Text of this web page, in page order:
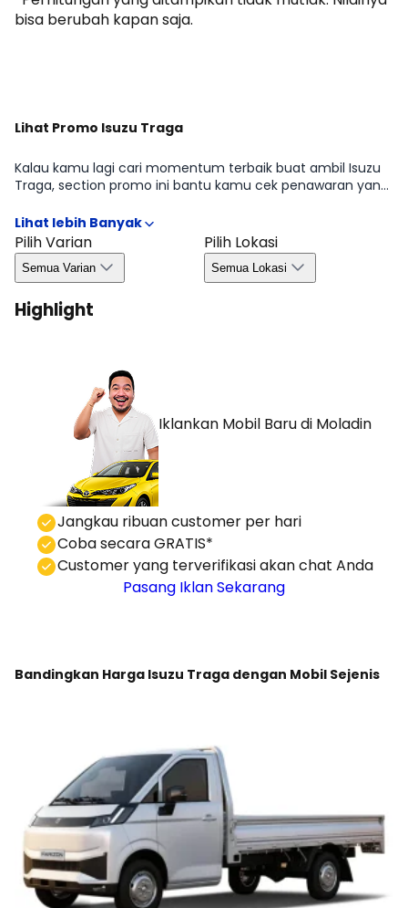
bisa berubah kapan saja.
Lihat Promo Isuzu Traga
Kalau kamu lagi cari momentum terbaik buat ambil Isuzu
Traga, section promo ini bantu kamu cek penawaran yang
untuk pembelian, kemudahan kredit, hingga bonus yang
biasanya bergantung pada wilayah dan ketersediaan.
Dengan begitu, kamu bisa ambil keputusan lebih efisien
tanpa melewatkan peluang promo yang relevan di Agustus
Pilih Varian
Semua Varian
Pilih Lokasi
Semua Lokasi
Highlight
Iklankan Mobil Barudi Moladin
⁠Jangkau ribuan customer per hari
Coba secara GRATIS*
⁠⁠Customer yang terverifikasi akan chat Anda
Pasang Iklan Sekarang
Bandingkan Harga Isuzu Traga dengan Mobil Sejenis